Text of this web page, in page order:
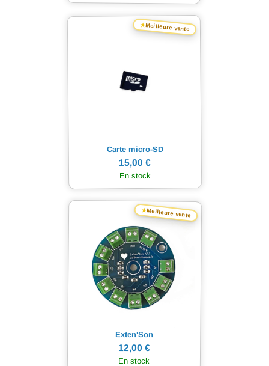
★Meilleure vente
Carte micro-SD
15,00 €
En stock
★Meilleure vente
Exten'Son
12,00 €
En stock